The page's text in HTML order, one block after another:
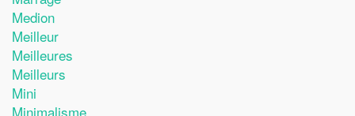
Medion
Meilleur
Meilleures
Meilleurs
Mini
Minimalisme